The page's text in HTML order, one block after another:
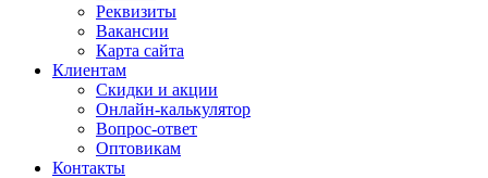
Реквизиты
Вакансии
Карта сайта
Клиентам
Скидки и акции
Онлайн-калькулятор
Вопрос-ответ
Оптовикам
Контакты